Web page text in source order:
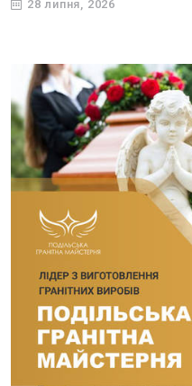
28 липня, 2026